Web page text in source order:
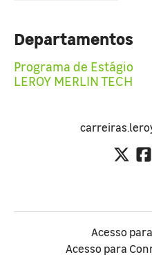
Departamentos
Programa de Estágio
LEROY MERLIN TECH
Acesso
Acesso para